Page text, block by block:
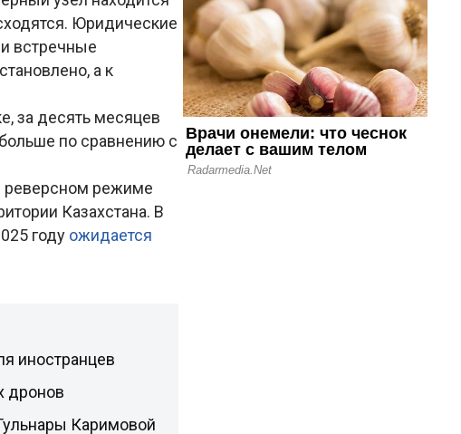
Юридические
встречные
а к
за десять месяцев
больше по сравнению с
реверсном режиме
Казахстана. В
году ожидается
иностранцев
дронов
Каримовой